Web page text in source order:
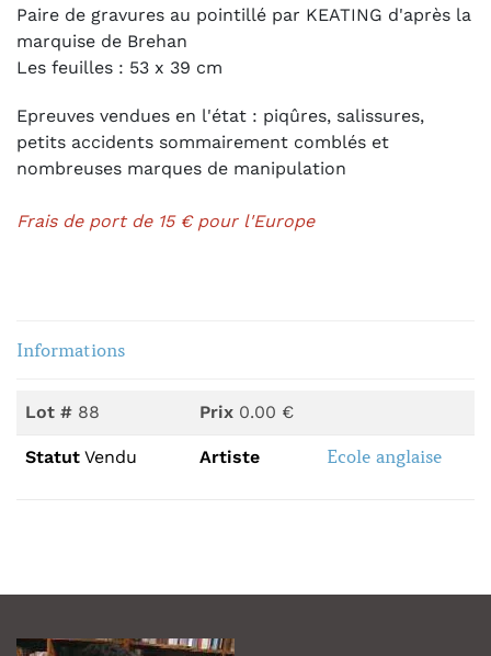
Paire de gravures au pointillé par KEATING d'après la
marquise de Brehan
Les feuilles : 53 x 39 cm
Epreuves vendues en l'état : piqûres, salissures,
petits accidents sommairement comblés et
nombreuses marques de manipulation
Frais de port de 15 € pour l'Europe
Informations
Lot # 88 Prix 0.00 €
Statut Vendu Artiste Ecole anglaise